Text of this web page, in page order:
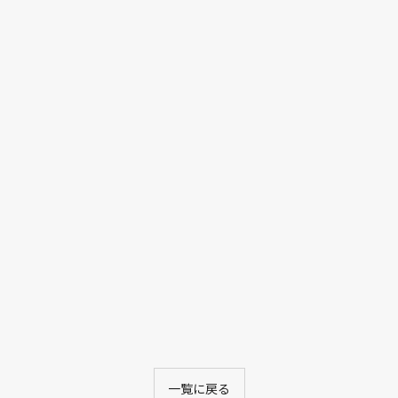
一覧に戻る